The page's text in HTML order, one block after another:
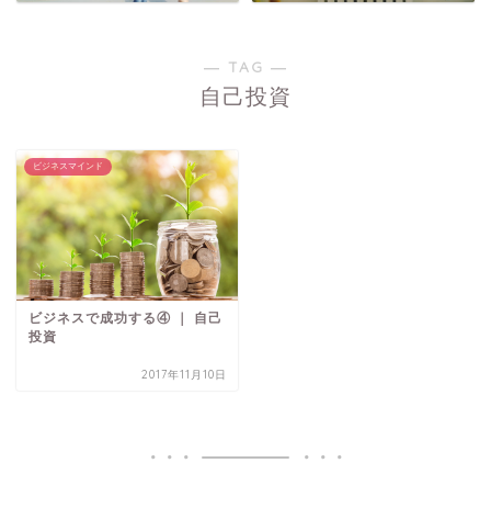
― TAG ―
自己投資
ビジネスマインド
ビジネスで成功する④ ｜ 自己
投資
2017年11月10日